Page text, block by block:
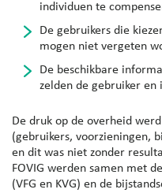
individuen te
De gebruikers die
mogen niet vergeten
De beschikbare
zelden de gebruiker
De druk op de overheid
(gebruikers, voorzieningen,
en dit was niet zonder
FOVIG werden samen met
(VFG en KVG) en de